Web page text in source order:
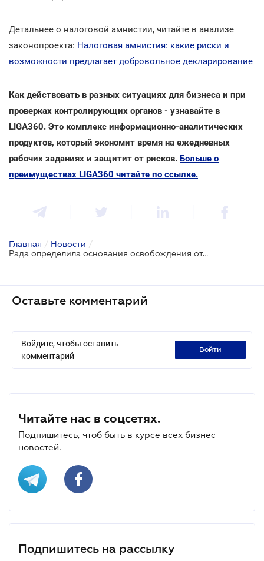
Детальнее о налоговой амнистии, читайте в анализе
законопроекта: Налоговая амнистия: какие риски и
возможности предлагает добровольное декларирование
Как действовать в разных ситуациях для бизнеса и при
проверках контролирующих органов - узнавайте в
LIGA360. Это комплекс информационно-аналитических
продуктов, который экономит время на ежедневных
рабочих заданиях и защитит от рисков. Больше о
преимуществах LIGA360 читайте по ссылке.
Главная / Новости /
Рада определила основания освобождения от ответственности лиц, которые подали добровольную декларацию
Оставьте комментарий
Войдите, чтобы оставить
комментарий
войти
Читайте нас в соцсетях.
Подпишитесь, чтоб быть в курсе всех бизнес-
новостей.
Подпишитесь на рассылку